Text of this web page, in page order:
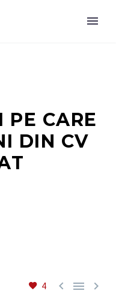
PE CARE
DIN CV
4   